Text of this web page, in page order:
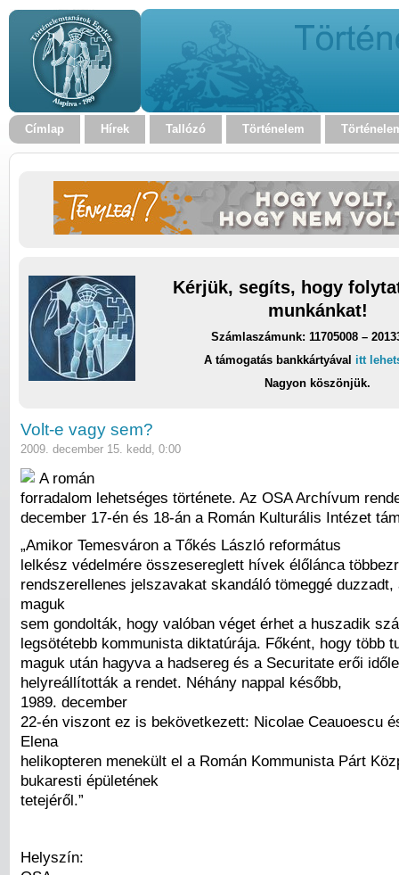
Címlap Hírek Tallózó Történelem
Kérjük, segíts, hogy
munkánkat!
Számlaszámunk: 11705008 –
A támogatás bankkártyával itt
Nagyon köszönjük.
Volt-e vagy sem?
2009. december 15. kedd, 0:00
A román
forradalom lehetséges története. Az OSA Archívum
december 17-én és 18-án a Román Kulturális Intézet
„Amikor Temesváron a Tőkés László református
lelkész védelmére összesereglett hívek élőlánca
rendszerellenes jelszavakat skandáló tömeggé duzzadt,
maguk
sem gondolták, hogy valóban véget érhet a huszadik
legsötétebb kommunista diktatúrája. Főként, hogy több
maguk után hagyva a hadsereg és a Securitate erői
helyreállították a rendet. Néhány nappal később,
1989. december
22-én viszont ez is bekövetkezett: Nicolae Ceauoescu
Elena
helikopteren menekült el a Román Kommunista Párt
bukaresti épületének
tetejéről.”
Helyszín: